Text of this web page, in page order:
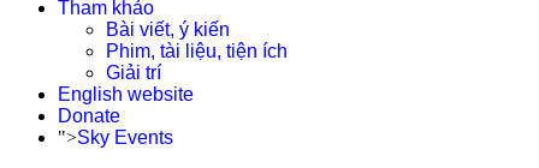
Tham khảo
Bài viết, ý kiến
Phim, tài liệu, tiện ích
Giải trí
English website
Donate
">Sky Events